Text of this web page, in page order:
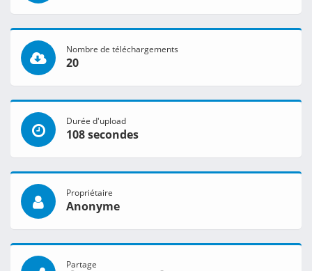
Nombre de téléchargements
20
Durée d'upload
108 secondes
Propriétaire
Anonyme
Partage